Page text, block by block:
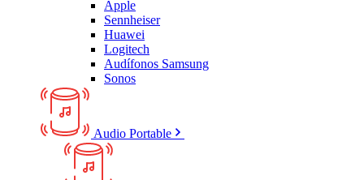
Apple
Sennheiser
Huawei
Logitech
Audífonos Samsung
Sonos
Audio Portable